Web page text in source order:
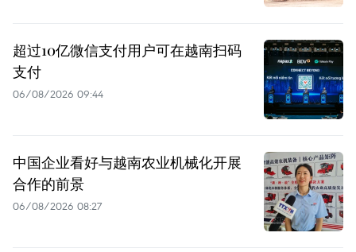
超过10亿微信支付用户可在越南扫码
支付
06/08/2026 09:44
中国企业看好与越南农业机械化开展
合作的前景
06/08/2026 08:27